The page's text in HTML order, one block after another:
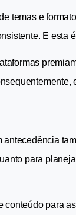
temas e
E esta
para
conteúdo para